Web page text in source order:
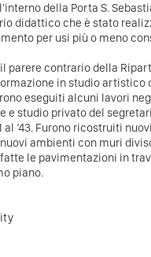
della Porta S.
didattico che è stato
per usi più o meno
parere contrario della
in studio artistico
eseguiti alcuni lavori
e studio privato del
al ‘43. Furono ricostruiti
ambienti con muri
le pavimentazioni in
piano.